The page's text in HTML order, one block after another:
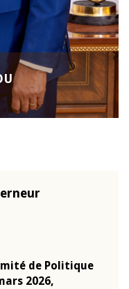
de Politique
2026,